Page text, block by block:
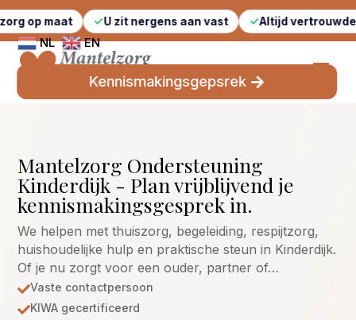
U zit nergens aan vast Altijd vertrouwde gezichten
NL EN
Kennismakingsgepsrek
Mantelzorg Ondersteuning
Kinderdijk - Plan vrijblijvend je
kennismakingsgesprek in.
We helpen met thuiszorg, begeleiding, respijtzorg,
huishoudelijke hulp en praktische steun in Kinderdijk.
Of je nu zorgt voor een ouder, partner of…
Vaste contactpersoon
KIWA gecertificeerd